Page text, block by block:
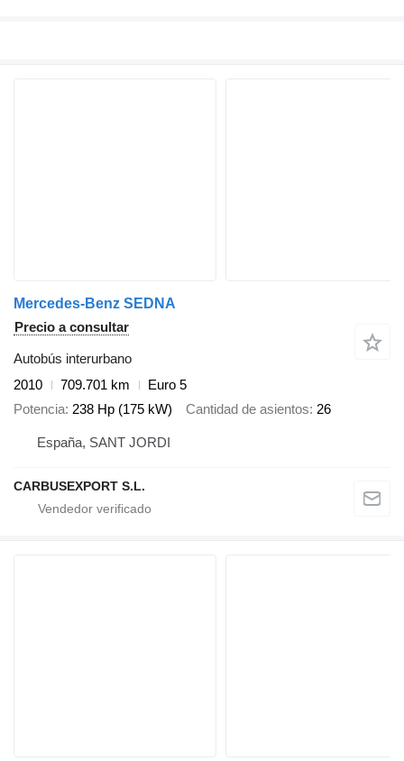
Mercedes-Benz SEDNA
Precio a consultar
Autobús interurbano
2010
709.701 km
Euro 5
Potencia 238 Hp (175 kW) Cantidad de asientos 26
España, SANT JORDI
CARBUSEXPORT S.L.